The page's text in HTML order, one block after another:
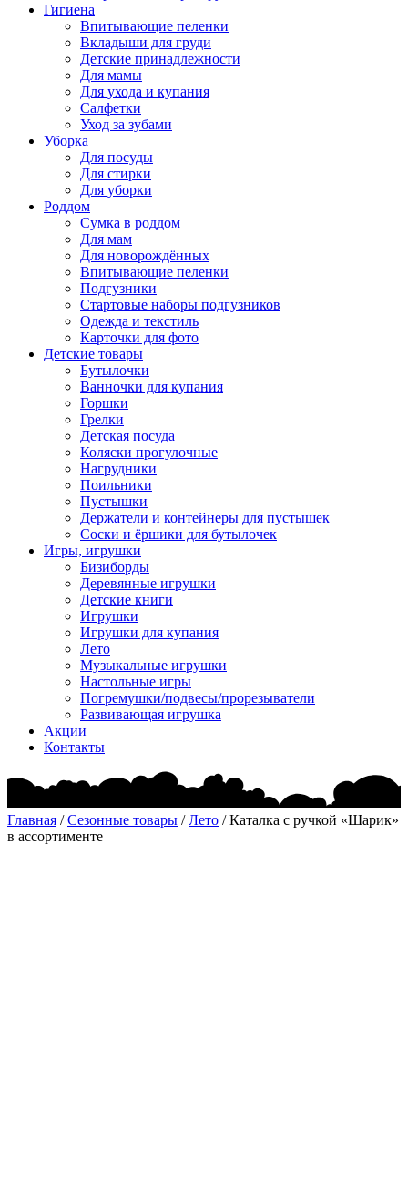
Гигиена
Впитывающие пеленки
Вкладыши для груди
Детские принадлежности
Для мамы
Для ухода и купания
Салфетки
Уход за зубами
Уборка
Для посуды
Для стирки
Для уборки
Роддом
Сумка в роддом
Для мам
Для новорождённых
Впитывающие пеленки
Подгузники
Стартовые наборы подгузников
Одежда и текстиль
Карточки для фото
Детские товары
Бутылочки
Ванночки для купания
Горшки
Грелки
Детская посуда
Коляски прогулочные
Нагрудники
Поильники
Пустышки
Держатели и контейнеры для пустышек
Соски и ёршики для бутылочек
Игры, игрушки
Бизиборды
Деревянные игрушки
Детские книги
Игрушки
Игрушки для купания
Лето
Музыкальные игрушки
Настольные игры
Погремушки/подвесы/прорезыватели
Развивающая игрушка
Акции
Контакты
Главная /Сезонные товары /Лето / Каталка с ручкой «Шарик»
в ассортименте